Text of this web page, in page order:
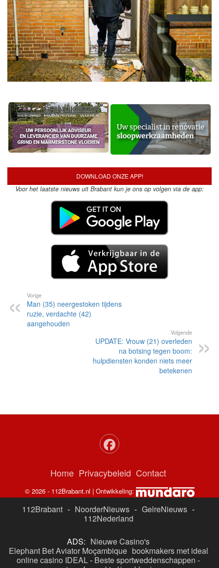
DOWNLOAD ONZE APP!
Voor het laatste nieuws uit Brabant kun je ons op volgen via de app:
Vorige
Man (35) neergestoken tijdens
ruzie, verdachte (42)
aangehouden
Volgende
UPDATE: Vrouw (21) overleden
na botsing tegen boom:
hulpdiensten konden niets meer
betekenen
Home Privacybeleid Contact
© 2026 - 112Brabant.nl | Ontwikkeling:
112Brabant - NoorderNieuws - GelreNieuws -
112Nederland
ADS: Nieuwe Casino's
Elephant Bet Aviator Moçambique bookmakers met ideal
online casino IDEAL- Beste sportweddenschappen -